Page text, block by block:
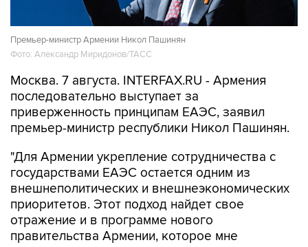
Премьер-министр Армении Никол Пашинян
Фото: Александр Миридонов/ТАСС
Москва. 7 августа. INTERFAX.RU - Армения
последовательно выступает за
приверженность принципам ЕАЭС, заявил
премьер-министр республики Никол Пашинян.
"Для Армении укрепление сотрудничества с
государствами ЕАЭС остается одним из
внешнеполитических и внешнеэкономических
приоритетов. Этот подход найдет свое
отражение и в программе нового
правительства Армении, которое мне